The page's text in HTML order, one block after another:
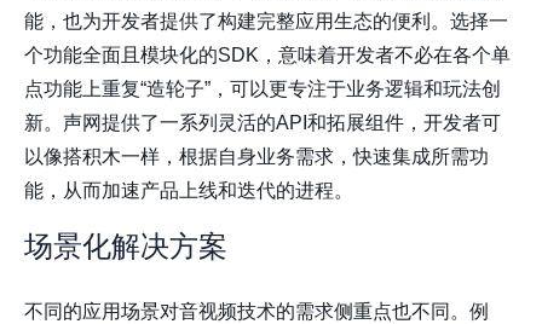
能，也为开发者提供了构建完整应用生态的便利。选择一
个功能全面且模块化的SDK，意味着开发者不必在各个单
点功能上重复“造轮子”，可以更专注于业务逻辑和玩法创
新。声网提供了一系列灵活的API和拓展组件，开发者可
以像搭积木一样，根据自身业务需求，快速集成所需功
能，从而加速产品上线和迭代的进程。
场景化解决方案
不同的应用场景对音视频技术的需求侧重点也不同。例